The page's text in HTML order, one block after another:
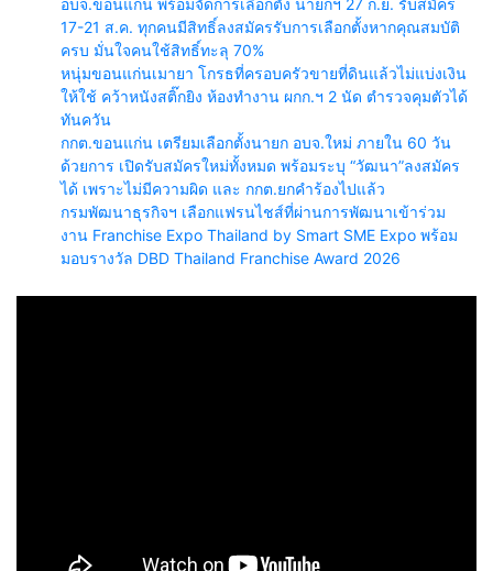
17-21 ส.ค. ทุกคนมีสิทธิ์ลงสมัครรับการเลือกตั้งหากคุณสมบัติ
ครบ มั่นใจคนใช้สิทธิ์ทะลุ 70%
หนุ่มขอนแก่นเมายา โกรธที่ครอบครัวขายที่ดินแล้วไม่แบ่งเงิน
ให้ใช้ คว้าหนังสติ๊กยิง ห้องทำงาน ผกก.ฯ 2 นัด ตำรวจคุมตัวได้
ทันควัน
กกต.ขอนแก่น เตรียมเลือกตั้งนายก อบจ.ใหม่ ภายใน 60 วัน
ด้วยการ เปิดรับสมัครใหม่ทั้งหมด พร้อมระบุ “วัฒนา”ลงสมัคร
ได้ เพราะไม่มีความผิด และ กกต.ยกคำร้องไปแล้ว
กรมพัฒนาธุรกิจฯ เลือกแฟรนไชส์ที่ผ่านการพัฒนาเข้าร่วม
งาน Franchise Expo Thailand by Smart SME Expo พร้อม
มอบรางวัล DBD Thailand Franchise Award 2026